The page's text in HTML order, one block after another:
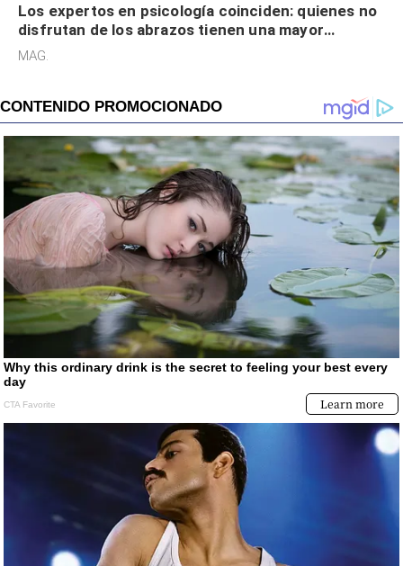
Los expertos en psicología coinciden: quienes no
disfrutan de los abrazos tienen una mayor
sensibilidad a los estímulos físicos y no es por
MAG.